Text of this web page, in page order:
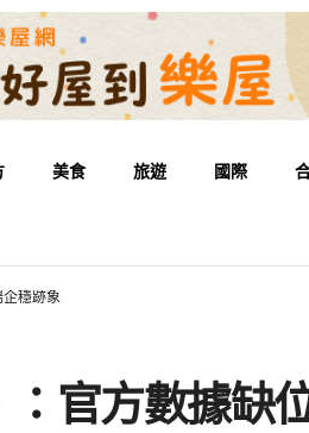
美食 旅遊 國際
穩跡象
：官方數據缺